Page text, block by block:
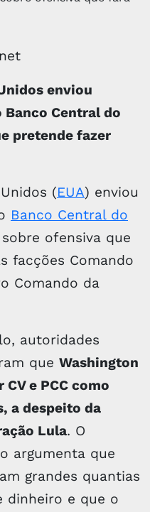
enviou
Central do
pretende fazer
(EUA) enviou
Banco Central do
ofensiva que
facções Comando
Comando da
autoridades
que Washington
e PCC como
a despeito da
Lula. O
argumenta que
grandes quantias
dinheiro e que o